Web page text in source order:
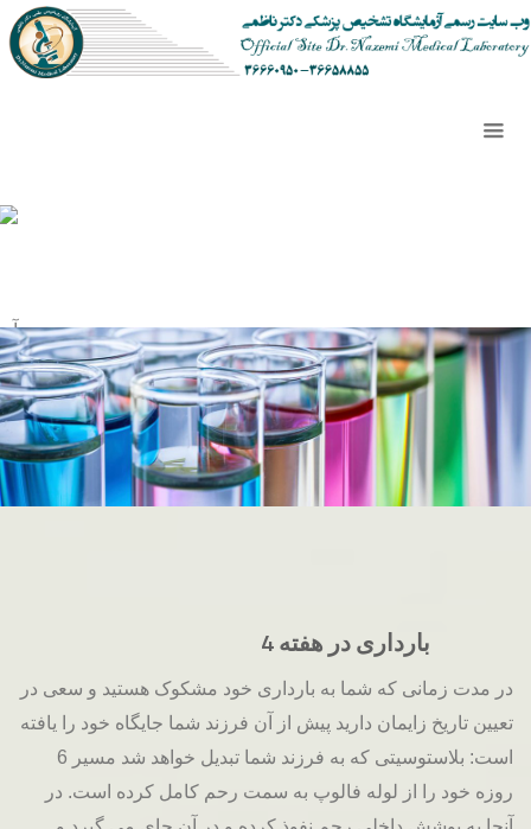
بارداری در هفته 4
در مدت زمانی که شما به بارداری خود مشکوک هستید و سعی در
تعیین تاریخ زایمان دارید پیش از آن فرزند شما جایگاه خود را یافته
است: بلاستوسیتی که به فرزند شما تبدیل خواهد شد مسیر 6
روزه خود را از لوله فالوپ به سمت رحم کامل کرده است. در